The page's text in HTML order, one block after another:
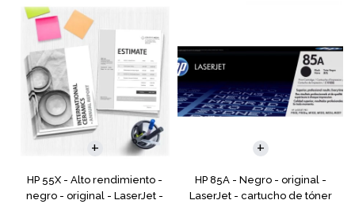
HP 55X - Alto rendimiento -
negro - original - LaserJet -
HP 85A - Negro - original -
LaserJet - cartucho de tóner